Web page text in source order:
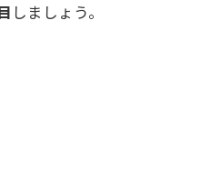
しましょう。